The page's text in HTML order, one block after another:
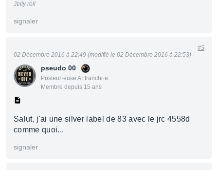
Jelly roll
signaler
pseudo 00
Posteur·euse AFfranchi·e
Membre depuis 15 ans
02 Décembre 2016 à 22:49 (modifié le 02 Décembre 2016 à 22:53)
#5
Salut, j'ai une silver label de 83 avec le jrc 4558d
comme quoi...
signaler